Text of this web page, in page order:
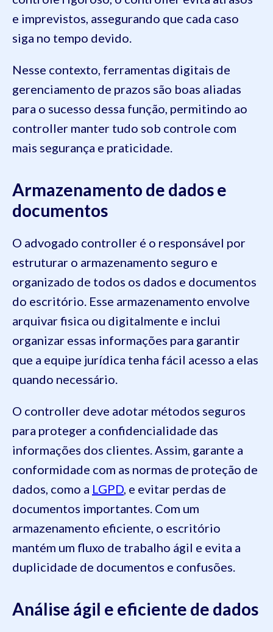
e imprevistos, assegurando que cada caso
siga no tempo devido.
Nesse contexto, ferramentas digitais de
gerenciamento de prazos são boas aliadas
para o sucesso dessa função, permitindo ao
controller manter tudo sob controle com
mais segurança e praticidade.
Armazenamento de dados e
documentos
O advogado controller é o responsável por
estruturar o armazenamento seguro e
organizado de todos os dados e documentos
do escritório. Esse armazenamento envolve
arquivar fisica ou digitalmente e inclui
organizar essas informações para garantir
que a equipe jurídica tenha fácil acesso a elas
quando necessário.
O controller deve adotar métodos seguros
para proteger a confidencialidade das
informações dos clientes. Assim, garante a
conformidade com as normas de proteção de
dados, como a LGPD, e evitar perdas de
documentos importantes. Com um
armazenamento eficiente, o escritório
mantém um fluxo de trabalho ágil e evita a
duplicidade de documentos e confusões.
Análise ágil e eficiente de dados